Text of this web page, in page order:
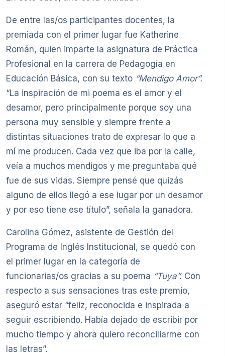
De entre las/os participantes docentes, la
premiada con el primer lugar fue Katherine
Román, quien imparte la asignatura de Práctica
Profesional en la carrera de Pedagogía en
Educación Básica, con su texto “Mendigo Amor”.
“La inspiración de mi poema es el amor y el
desamor, pero principalmente porque soy una
persona muy sensible y siempre frente a
distintas situaciones trato de expresar lo que a
mí me producen. Cada vez que iba por la calle,
veía a muchos mendigos y me preguntaba qué
fue de sus vidas. Siempre pensé que quizás
alguno de ellos llegó a ese lugar por un desamor
y por eso tiene ese título”, señala la ganadora.
Carolina Gómez, asistente de Gestión del
Programa de Inglés Institucional, se quedó con
el primer lugar en la categoría de
funcionarias/os gracias a su poema “Tuya”. Con
respecto a sus sensaciones tras este premio,
aseguró estar “feliz, reconocida e inspirada a
seguir escribiendo. Había dejado de escribir por
mucho tiempo y ahora quiero reconciliarme con
las letras”.